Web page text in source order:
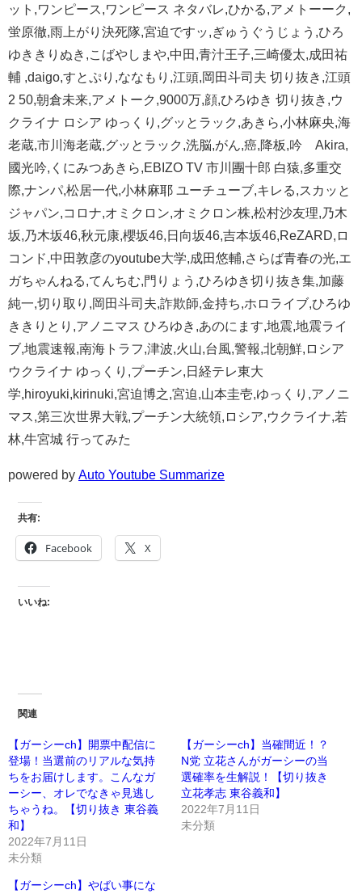
ット,ワンピース,ワンピース ネタバレ,ひかる,アメトーーク,
蛍原徹,雨上がり決死隊,宮迫ですッ,ぎゅうぐうじょう,ひろ
ゆききりぬき,こばやしまや,中田,青汁王子,三崎優太,成田祐
輔 ,daigo,すとぷり,ななもり,江頭,岡田斗司夫 切り抜き,江頭
2 50,朝倉未来,アメトーク,9000万,顔,ひろゆき 切り抜き,ウ
クライナ ロシア ゆっくり,グッとラック,あきら,小林麻央,海
老蔵,市川海老蔵,グッとラック,洗脳,がん,癌,降板,吟 Akira,
國光吟,くにみつあきら,EBIZO TV 市川團十郎 白猿,多重交
際,ナンパ,松居一代,小林麻耶 ユーチューブ,キレる,スカッと
ジャパン,コロナ,オミクロン,オミクロン株,松村沙友理,乃木
坂,乃木坂46,秋元康,櫻坂46,日向坂46,吉本坂46,ReZARD,ロ
コンド,中田敦彦のyoutube大学,成田悠輔,さらば青春の光,エ
ガちゃんねる,てんちむ,門りょう,ひろゆき切り抜き集,加藤
純一,切り取り,岡田斗司夫,詐欺師,金持ち,ホロライブ,ひろゆ
ききりとり,アノニマス ひろゆき,あのにます,地震,地震ライ
ブ,地震速報,南海トラフ,津波,火山,台風,警報,北朝鮮,ロシア
ウクライナ ゆっくり,プーチン,日経テレ東大
学,hiroyuki,kirinuki,宮迫博之,宮迫,山本圭壱,ゆっくり,アノニ
マス,第三次世界大戦,プーチン大統領,ロシア,ウクライナ,若
林,牛宮城 行ってみた
powered by Auto Youtube Summarize
共有:
Facebook X
いいね:
関連
【ガーシーch】開票中配信に
登場！当選前のリアルな気持
ちをお届けします。こんなガ
ーシー、オレでなきゃ見逃し
ちゃうね。【切り抜き 東谷義
和】
2022年7月11日
未分類
【ガーシーch】当確間近！？
N党 立花さんがガーシーの当
選確率を生解説！【切り抜き
立花孝志 東谷義和】
2022年7月11日
未分類
【ガーシーch】やばい事にな